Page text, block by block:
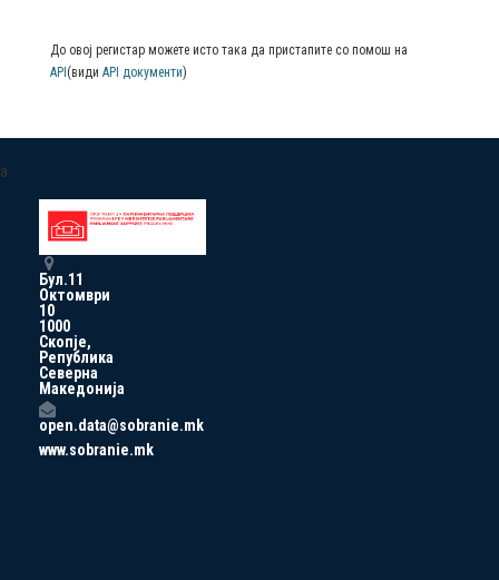
До овој регистар можете исто така да пристапите со помош на
API (види API документи)
a
Бул.11
Октомври
10
1000
Скопје,
Република
Северна
Македонија
open.data@sobranie.mk
www.sobranie.mk